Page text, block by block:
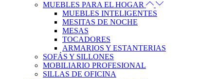
MUEBLES PARA EL HOGAR
MUEBLES INTELIGENTES
MESITAS DE NOCHE
MESAS
TOCADORES
ARMARIOS Y ESTANTERIAS
SOFÁS Y SILLONES
MOBILIARIO PROFESIONAL
SILLAS DE OFICINA